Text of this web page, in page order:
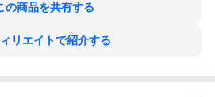
珠』（シーライトパブリッシング）、
の商品を共有する
リエイトで紹介する